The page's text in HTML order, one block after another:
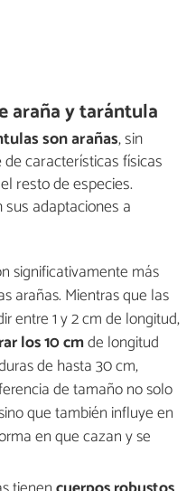
araña y tarántula
son arañas, sin
características físicas
resto de especies.
adaptaciones a
significativamente más
arañas. Mientras que las
entre 1 y 2 cm de longitud,
los 10 cmde longitud
de hasta 30 cm,
de tamaño no solo
que también influye en
en que cazan y se